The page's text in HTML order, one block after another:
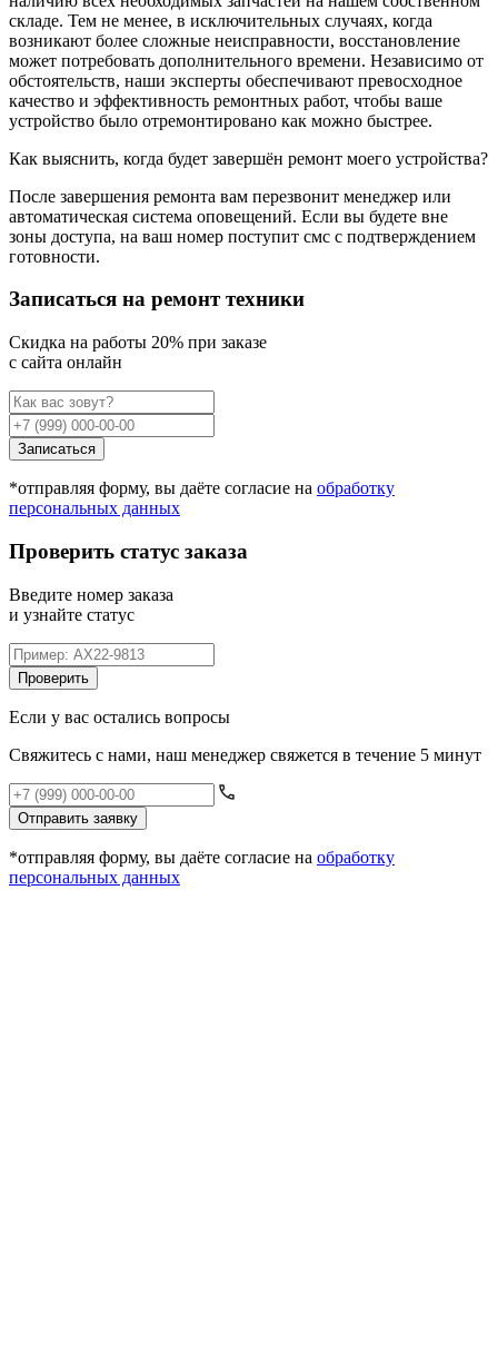
складе. Тем не менее, в исключительных случаях, когда
возникают более сложные неисправности, восстановление
может потребовать дополнительного времени. Независимо от
обстоятельств, наши эксперты обеспечивают превосходное
качество и эффективность ремонтных работ, чтобы ваше
устройство было отремонтировано как можно быстрее.
Как выяснить, когда будет завершён ремонт моего устройства?
После завершения ремонта вам перезвонит менеджер или
автоматическая система оповещений. Если вы будете вне
зоны доступа, на ваш номер поступит смс с подтверждением
готовности.
Записаться на ремонт техники
Cкидка на работы 20% при заказе
с сайта онлайн
Записаться
*отправляя форму, вы даёте согласие на обработку
персональных данных
Проверить статус заказа
Введите номер заказа
и узнайте статус
Проверить
Если у вас остались вопросы
Свяжитесь с нами, наш менеджер свяжется в течение 5 минут
Отправить заявку
*отправляя форму, вы даёте согласие на обработку
персональных данных